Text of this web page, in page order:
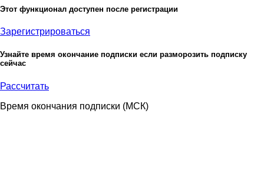
Этот функционал доступен после регистрации
Зарегистрироваться
Узнайте время окончание подписки если разморозить подписку
сейчас
Рассчитать
Время окончания подписки (МСК)